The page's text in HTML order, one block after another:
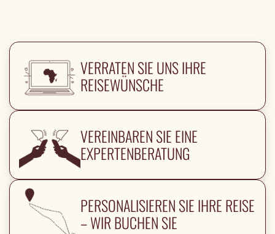
VERRATEN SIE UNS IHRE
REISEWÜNSCHE
VEREINBAREN SIE EINE
EXPERTENBERATUNG
PERSONALISIEREN SIE IHRE REISE
– WIR BUCHEN SIE